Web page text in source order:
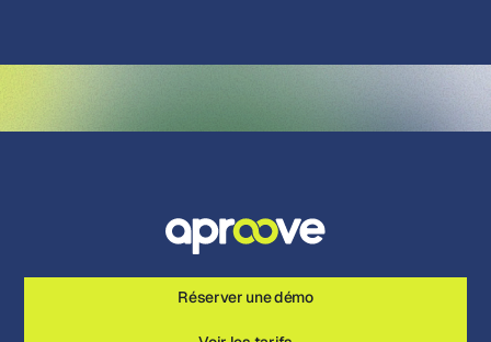
Réserver une démo